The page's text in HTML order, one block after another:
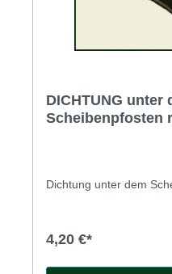
DICHTUNG unter
Scheibenpfosten
Dichtung unter dem
4,20 €*